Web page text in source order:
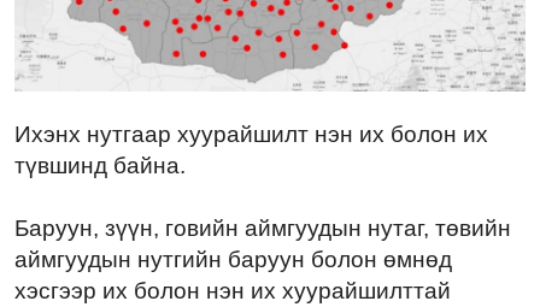
Ихэнх нутгаар хуурайшилт нэн их болон их
түвшинд байна.
Баруун, зүүн, говийн аймгуудын нутаг, төвийн
аймгуудын нутгийн баруун болон өмнөд
хэсгээр их болон нэн их хуурайшилттай